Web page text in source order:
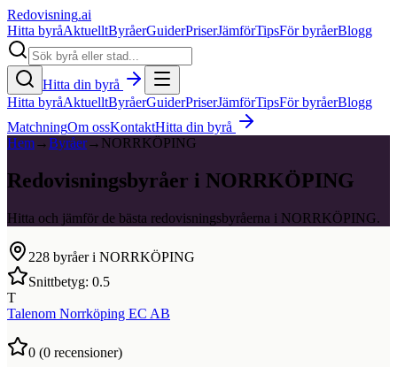
Redovisning.ai
Hitta byråAktuelltByråerGuiderPriserJämförTipsFör byråerBlogg
Hitta din byrå
Hitta byråAktuelltByråerGuiderPriserJämförTipsFör byråerBlogg
MatchningOm ossKontaktHitta din byrå
Hem→Byråer→ NORRKÖPING
Redovisningsbyråer i NORRKÖPING
Hitta och jämför de bästa redovisningsbyråerna i NORRKÖPING.
228 byråer i NORRKÖPING
Snittbetyg: 0.5
T
Talenom Norrköping EC AB
0 (0 recensioner)